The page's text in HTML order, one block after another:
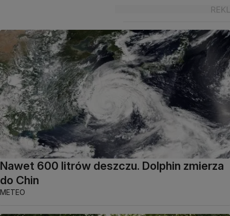
Nawet 600 litrów deszczu. Dolphin zmierza
do Chin
METEO